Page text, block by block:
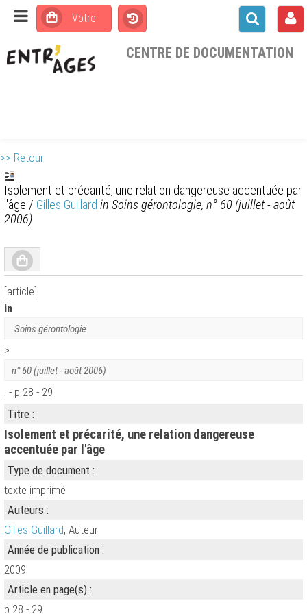
CENTRE DE DOCUMENTATION
>> Retour
Isolement et précarité, une relation dangereuse accentuée par
l'âge / Gilles Guillard in Soins gérontologie, n° 60 (juillet - août
2006)
[article]
in
Soins gérontologie
>
n° 60 (juillet - août 2006)
. - p 28 - 29
Titre :
Isolement et précarité, une relation dangereuse
accentuée par l'âge
Type de document :
texte imprimé
Auteurs :
Gilles Guillard, Auteur
Année de publication :
2009
Article en page(s) :
p 28 - 29